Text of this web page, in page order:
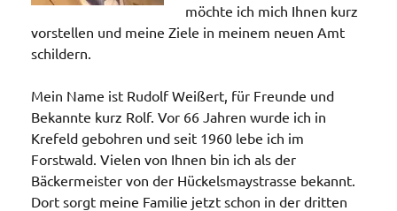
möchte ich mich Ihnen kurz
vorstellen und meine Ziele in meinem neuen Amt
schildern.
Mein Name ist Rudolf Weißert, für Freunde und
Bekannte kurz Rolf. Vor 66 Jahren wurde ich in
Krefeld gebohren und seit 1960 lebe ich im
Forstwald. Vielen von Ihnen bin ich als der
Bäckermeister von der Hückelsmaystrasse bekannt.
Dort sorgt meine Familie jetzt schon in der dritten